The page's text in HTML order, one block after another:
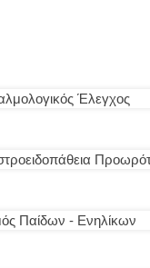
Έλεγχος
Παίδων - Ενηλίκων